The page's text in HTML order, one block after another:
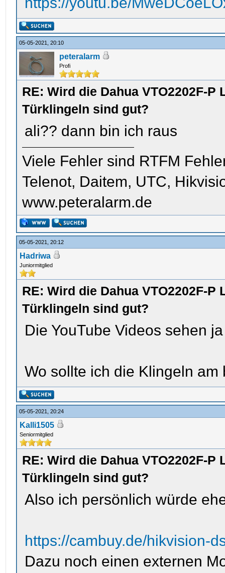
05-05-2021, 20:10
peteralarm
Profi
RE: Wird die Dahua VTO2202F-
Türklingeln sind gut?
ali?? dann bin ich raus
Viele Fehler sind RTFM
Telenot, Daitem, UTC,
www.peteralarm.de
05-05-2021, 20:12
Hadriwa
Juniormitglied
RE: Wird die Dahua VTO2202F-
Türklingeln sind gut?
Die YouTube Videos sehen
Wo sollte ich die Klingeln am
05-05-2021, 20:24
Kalli1505
Seniormitglied
RE: Wird die Dahua VTO2202F-
Türklingeln sind gut?
Also ich persönlich würde
https://cambuy.de/hikvision-
Dazu noch einen externen